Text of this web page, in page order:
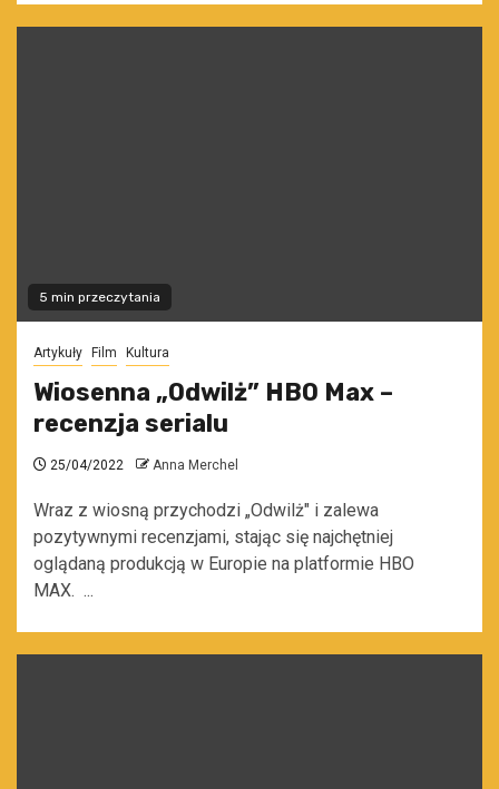
5 min przeczytania
Artykuły Film Kultura
Wiosenna „Odwilż” HBO Max –
recenzja serialu
25/04/2022 Anna Merchel
Wraz z wiosną przychodzi „Odwilż" i zalewa
pozytywnymi recenzjami, stając się najchętniej
oglądaną produkcją w Europie na platformie HBO
MAX. ...